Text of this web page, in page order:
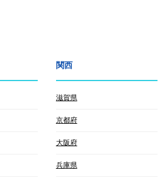
関西
滋賀県
京都府
大阪府
兵庫県